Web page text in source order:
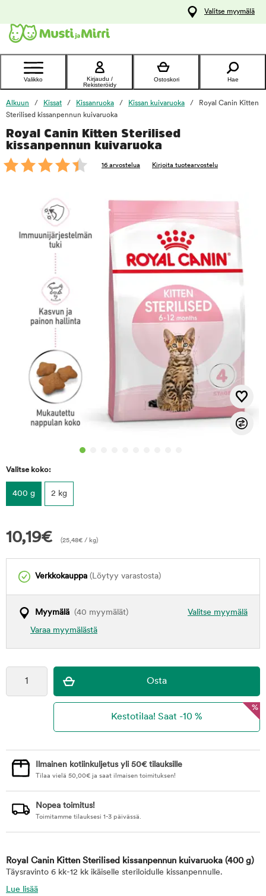
Ota yhteyttä
asiakaspalveluun
Valitse myymälä
Valikko
Kirjaudu /
Rekisteröidy
Ostoskori Hae
Alkuun Kissat Kissanruoka Kissan kuivaruoka
Royal Canin Kitten
Sterilised kissanpennun kuivaruoka
Royal Canin Kitten Sterilised
kissanpennun kuivaruoka
16 arvostelua Kirjoita tuotearvostelu
Valitse koko:
400 g 2 kg
10,19€ (25,48€ / kg)
Verkkokauppa (Löytyy varastosta)
Valitse myymälä
Myymälä (40 myymälät)
Varaa myymälästä
foo
%
Ilmainen kotiinkuljetus yli 50€ tilauksille
Tilaa vielä 50,00€ ja saat ilmaisen toimituksen!
Nopea toimitus!
Toimitamme tilauksesi 1-3 päivässä.
Royal Canin Kitten Sterilised kissanpennun kuivaruoka (400 g)
Täysravinto 6 kk-12 kk ikäiselle steriloidulle kissanpennulle.
Lue lisää